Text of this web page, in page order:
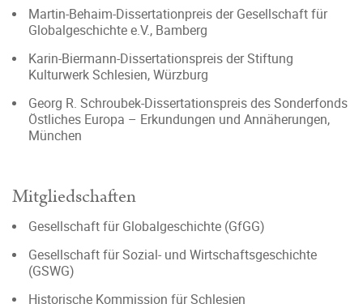
Martin-Behaim-Dissertationpreis der Gesellschaft für
Globalgeschichte e.V., Bamberg
Karin-Biermann-Dissertationspreis der Stiftung
Kulturwerk Schlesien, Würzburg
Georg R. Schroubek-Dissertationspreis des Sonderfonds
Östliches Europa – Erkundungen und Annäherungen,
München
Mitgliedschaften
Gesellschaft für Globalgeschichte (GfGG)
Gesellschaft für Sozial- und Wirtschaftsgeschichte
(GSWG)
Historische Kommission für Schlesien